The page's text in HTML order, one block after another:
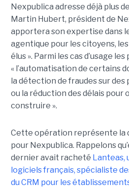
Nexpublica adresse déjà plus
Martin Hubert, président de
apportera son expertise dans
agentique pour les citoyens,
élus ». Parmi les cas d’usage
« l’automatisation de certains
la détection de fraudes sur
ou la réduction des délais pour
construire ».
Cette opération représente la
pour Nexpublica. Rappelons
dernier avait racheté Lanteas,
logiciels français, spécialiste
du CRM pour les